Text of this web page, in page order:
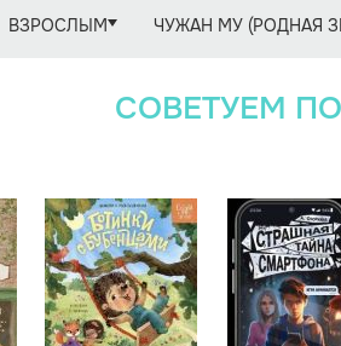
ВЗРОСЛЫМ ЧУЖАН МУ (РОДНАЯ
СОВЕТУЕМ